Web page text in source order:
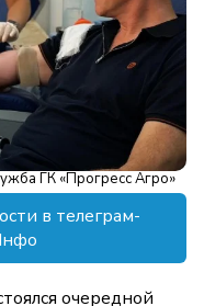
ГК «Прогресс Агро»
в телеграм-
очередной